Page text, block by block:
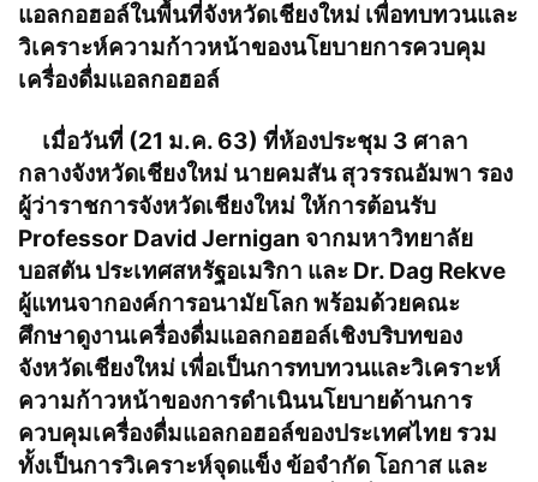
แอลกอฮอล์ในพื้นที่จังหวัดเชียงใหม่ เพื่อทบทวนและ
วิเคราะห์ความก้าวหน้าของนโยบายการควบคุม
เครื่องดื่มแอลกอฮอล์
เมื่อวันที่ (21 ม.ค. 63) ที่ห้องประชุม 3 ศาลา
กลางจังหวัดเชียงใหม่ นายคมสัน สุวรรณอัมพา รอง
ผู้ว่าราชการจังหวัดเชียงใหม่ ให้การต้อนรับ
Professor David Jernigan จากมหาวิทยาลัย
บอสตัน ประเทศสหรัฐอเมริกา และ Dr. Dag Rekve
ผู้แทนจากองค์การอนามัยโลก พร้อมด้วยคณะ
ศึกษาดูงานเครื่องดื่มแอลกอฮอล์เชิงบริบทของ
จังหวัดเชียงใหม่ เพื่อเป็นการทบทวนและวิเคราะห์
ความก้าวหน้าของการดำเนินนโยบายด้านการ
ควบคุมเครื่องดื่มแอลกอฮอล์ของประเทศไทย รวม
ทั้งเป็นการวิเคราะห์จุดแข็ง ข้อจำกัด โอกาส และ